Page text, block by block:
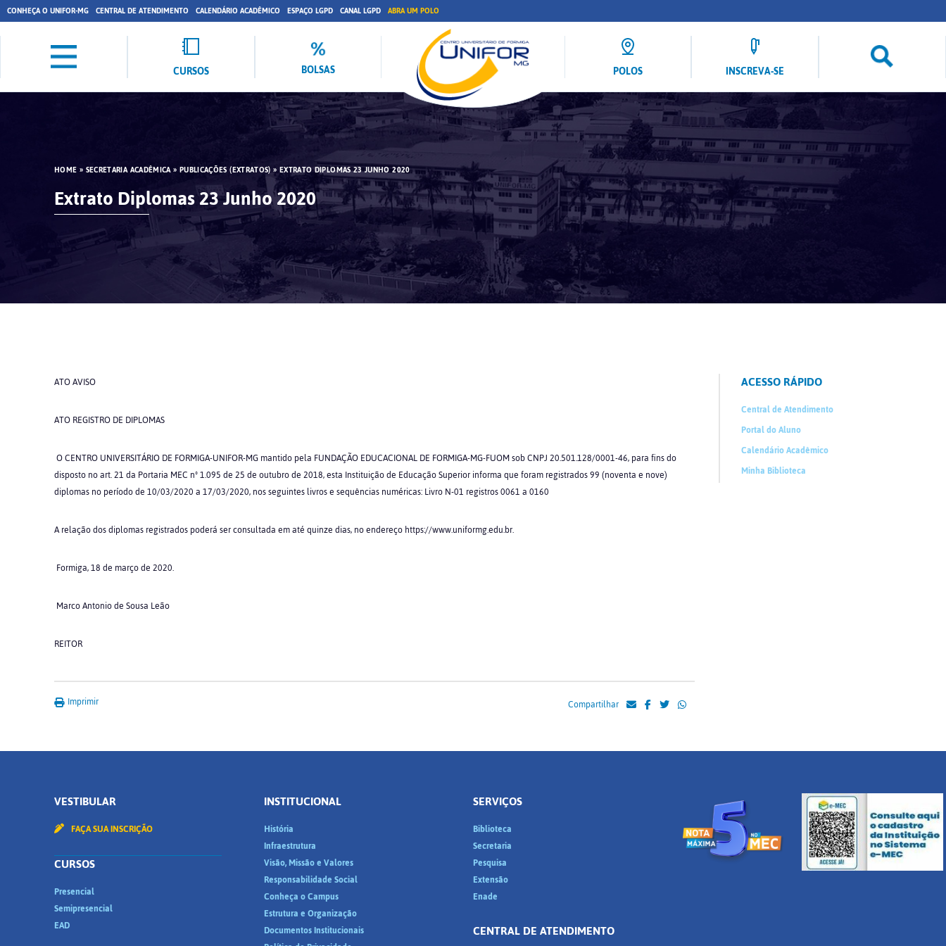
CONHEÇA O UNIFOR-MG CENTRAL DE ATENDIMENTO CALENDÁRIO ACADÊMICO ESPAÇO LGPD CANAL LGPD ABRA UM POLO
CURSOS BOLSAS POLOS INSCREVA-SE
HOME»SECRETARIA ACADÊMICA»PUBLICAÇÕES (EXTRATOS)»EXTRATO DIPLOMAS 23 JUNHO 2020
Extrato Diplomas 23 Junho 2020
ATO AVISO
ATO REGISTRO DE DIPLOMAS
O CENTRO UNIVERSITÁRIO DE FORMIGA-UNIFOR-MG mantido pela FUNDAÇÃO EDUCACIONAL DE FORMIGA-MG-FUOM sob CNPJ 20.501.128/0001-46, para fins do
disposto no art. 21 da Portaria MEC nº 1.095 de 25 de outubro de 2018, esta Instituição de Educação Superior informa que foram registrados 99 (noventa e nove)
diplomas no período de 10/03/2020 a 17/03/2020, nos seguintes livros e sequências numéricas: Livro N-01 registros 0061 a 0160
A relação dos diplomas registrados poderá ser consultada em até quinze dias, no endereço https://www.uniformg.edu.br.
Formiga, 18 de março de 2020.
Marco Antonio de Sousa Leão
REITOR
Imprimir Compartilhar
ACESSO RÁPIDO
Central de Atendimento
Portal do Aluno
Calendário Acadêmico
Minha Biblioteca
VESTIBULAR
FAÇA SUA INSCRIÇÃO
CURSOS
Presencial
Semipresencial
EAD
INSTITUCIONAL
História
Infraestrutura
Visão, Missão e Valores
Responsabilidade Social
Conheça o Campus
Estrutura e Organização
Documentos Institucionais
SERVIÇOS
Biblioteca
Secretaria
Pesquisa
Extensão
Enade
CENTRAL DE ATENDIMENTO